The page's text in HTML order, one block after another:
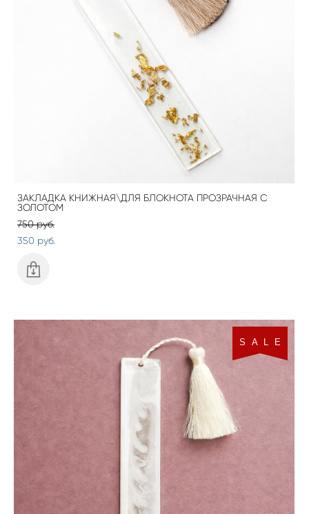
ЗАКЛАДКА КНИЖНАЯ\ДЛЯ БЛОКНОТА ПРОЗРАЧНАЯ С
ЗОЛОТОМ
750 pуб.
350 pуб.
S A L E